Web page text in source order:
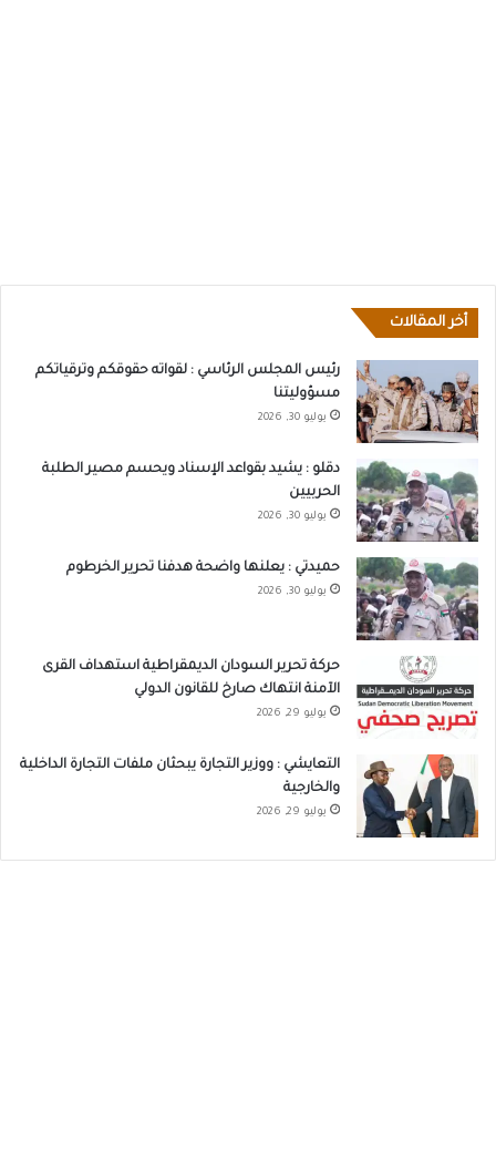
أخر المقالات
رئيس المجلس الرئاسي : لقواته حقوقكم وترقياتكم
مسؤوليتنا
يوليو 30, 2026
دقلو : يشيد بقواعد الإسناد ويحسم مصير الطلبة
الحربيين
يوليو 30, 2026
حميدتي : يعلنها واضحة هدفنا تحرير الخرطوم
يوليو 30, 2026
حركة تحرير السودان الديمقراطية استهداف القرى
الآمنة انتهاك صارخ للقانون الدولي
يوليو 29, 2026
التعايشي : ووزير التجارة يبحثان ملفات التجارة الداخلية
والخارجية
يوليو 29, 2026